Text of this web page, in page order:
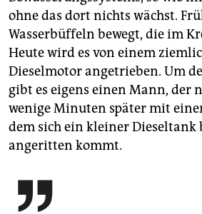
ohne das dort nichts wächst.
Wasserbüffeln bewegt, die im
Heute wird es von einem
Dieselmotor angetrieben. Um
gibt es eigens einen Mann, der
wenige Minuten später mit
dem sich ein kleiner Dieseltank
angeritten kommt.
